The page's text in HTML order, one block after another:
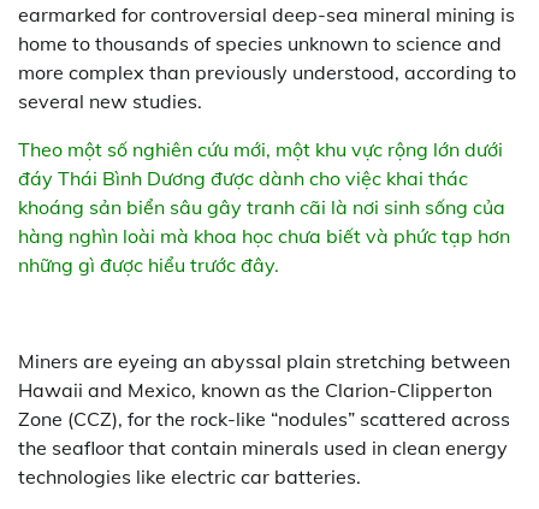
earmarked for controversial deep-sea mineral mining is
home to thousands of species unknown to science and
more complex than previously understood, according to
several new studies.
Theo một số nghiên cứu mới, một khu vực rộng lớn dưới
đáy Thái Bình Dương được dành cho việc khai thác
khoáng sản biển sâu gây tranh cãi là nơi sinh sống của
hàng nghìn loài mà khoa học chưa biết và phức tạp hơn
những gì được hiểu trước đây.
Miners are eyeing an abyssal plain stretching between
Hawaii and Mexico, known as the Clarion-Clipperton
Zone (CCZ), for the rock-like “nodules” scattered across
the seafloor that contain minerals used in clean energy
technologies like electric car batteries.